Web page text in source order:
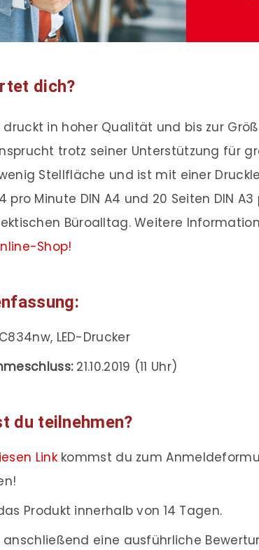
dich?
in hoher Qualität und bis zur
trotz seiner Unterstützung für
Stellfläche und ist mit einer
pro Minute DIN A4 und 20 Seiten DIN
Büroalltag. Weitere
Shop!
LED-Drucker
21.10.2019 (11 Uhr)
du teilnehmen?
Linkkommst du zum
Produkt innerhalb von 14 Tagen.
anschließend eine ausführliche